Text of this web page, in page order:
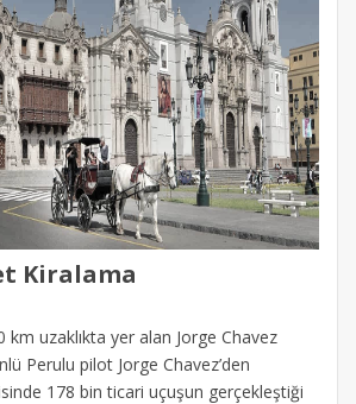
Kiralama
km uzaklıkta yer alan Jorge Chavez
Perulu pilot Jorge Chavez’den
178 bin ticari uçuşun gerçekleştiği